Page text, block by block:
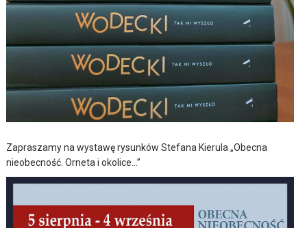
Zapraszamy na wystawę rysunków Stefana Kierula „Obecna
nieobecność. Orneta i okolice…”